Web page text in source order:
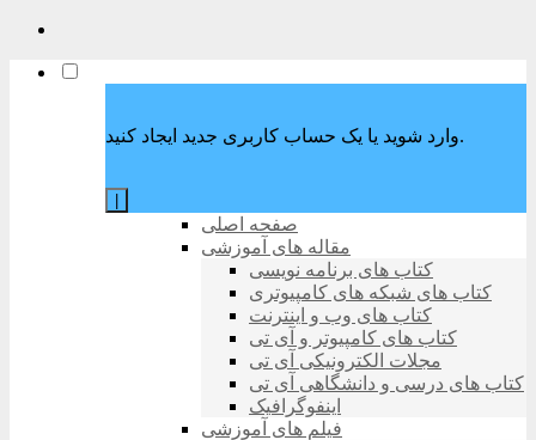
وارد شوید یا یک حساب کاربری جدید ایجاد کنید.
صفحه اصلی
مقاله های آموزشی
کتاب های برنامه نویسی
کتاب های شبکه های کامپیوتری
کتاب های وب و اینترنت
کتاب های کامپیوتر و آی تی
مجلات الکترونیکی آی تی
کتاب های درسی و دانشگاهی آی تی
اینفوگرافیک
فیلم های آموزشی